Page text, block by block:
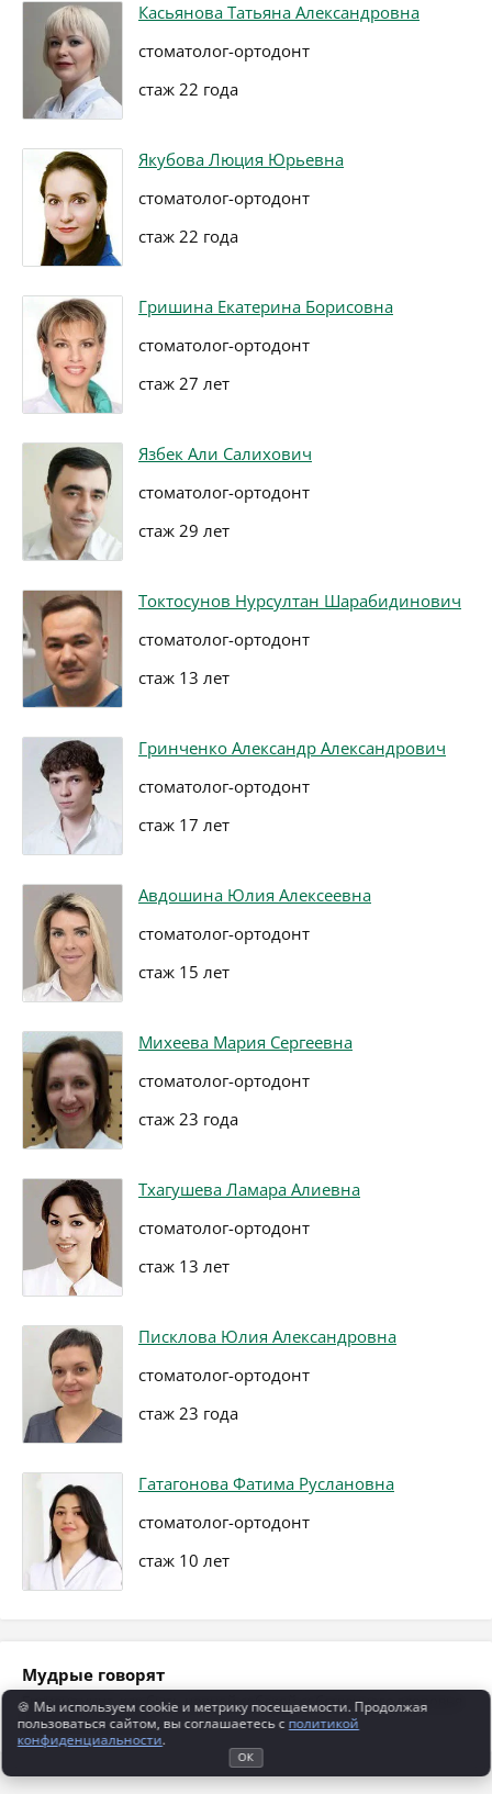
Касьянова Татьяна Александровна
стоматолог-ортодонт
стаж 22 года
Якубова Люция Юрьевна
стоматолог-ортодонт
стаж 22 года
Гришина Екатерина Борисовна
стоматолог-ортодонт
стаж 27 лет
Язбек Али Салихович
стоматолог-ортодонт
стаж 29 лет
Токтосунов Нурсултан Шарабидинович
стоматолог-ортодонт
стаж 13 лет
Гринченко Александр Александрович
стоматолог-ортодонт
стаж 17 лет
Авдошина Юлия Алексеевна
стоматолог-ортодонт
стаж 15 лет
Михеева Мария Сергеевна
стоматолог-ортодонт
стаж 23 года
Тхагушева Ламара Алиевна
стоматолог-ортодонт
стаж 13 лет
Писклова Юлия Александровна
стоматолог-ортодонт
стаж 23 года
Гатагонова Фатима Руслановна
стоматолог-ортодонт
стаж 10 лет
Мудрые говорят
Гигиена учит, как быть цепной собакой собственного здоровья.
(В. О. Ключевский)
🍪 Мы используем cookie и метрику посещаемости. Продолжая
пользоваться сайтом, вы соглашаетесь с политикой
конфиденциальности.
ОК